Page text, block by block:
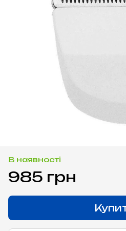
В наявності
985 грн